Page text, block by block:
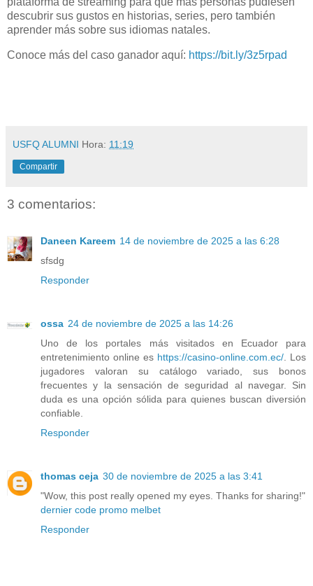
descubrir sus gustos en historias, series, pero también
aprender más sobre sus idiomas natales.
Conoce más del caso ganador aquí: https://bit.ly/3z5rpad
USFQ ALUMNI Hora: 11:19
Compartir
3 comentarios:
Daneen Kareem 14 de noviembre de 2025 a las 6:28
sfsdg
Responder
ossa 24 de noviembre de 2025 a las 14:26
Uno de los portales más visitados en Ecuador para
entretenimiento online es https://casino-online.com.ec/ . Los
jugadores valoran su catálogo variado, sus bonos
frecuentes y la sensación de seguridad al navegar. Sin
duda es una opción sólida para quienes buscan diversión
confiable.
Responder
thomas ceja 30 de noviembre de 2025 a las 3:41
"Wow, this post really opened my eyes. Thanks for sharing!"
dernier code promo melbet
Responder